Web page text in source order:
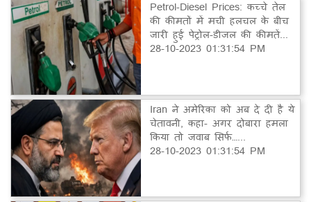
Petrol-Diesel Prices: कच्चे तेल
की कीमतों में मची हलचल के बीच
जारी हुई पेट्रोल-डीजल की कीमतें...
28-10-2023 01:31:54 PM
Iran ने अमेरिका को अब दे दी है ये
चेतावनी, कहा- अगर दोबारा हमला
किया तो जवाब सिर्फ…...
28-10-2023 01:31:54 PM